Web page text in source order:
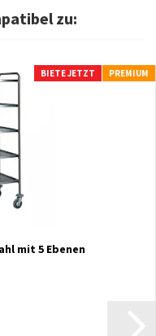
zu:
BIETE JETZT PREMIUM
mit 5 Ebenen